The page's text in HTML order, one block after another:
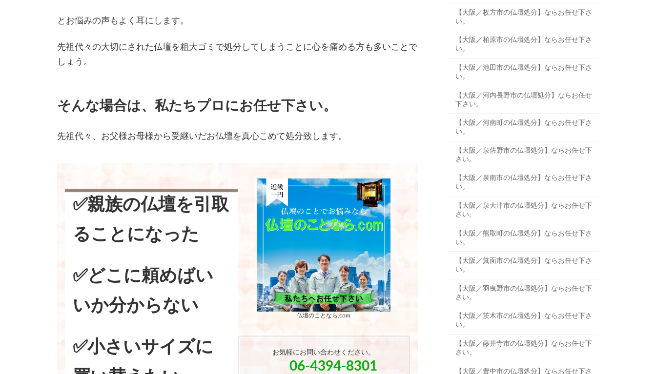
とお悩みの声もよく耳にします。
先祖代々の大切にされた仏壇を粗大ゴミで処分してしまうことに心を痛める方も多いことで
しょう。
そんな場合は、私たちプロにお任せ下さい。
先祖代々、お父様お母様から受継いだお仏壇を真心こめて処分致します。
✅親族の仏壇を引取
ることになった
✅どこに頼めばい
いか分からない
✅小さいサイズに
仏壇のことなら.com
お気軽にお問い合わせください。
06-4394-8301
【大阪／枚方市の仏壇処分】ならお任せ下さ
い。
【大阪／柏原市の仏壇処分】ならお任せ下さ
い。
【大阪／池田市の仏壇処分】ならお任せ下さ
い。
【大阪／河内長野市の仏壇処分】ならお任せ
下さい。
【大阪／河南町の仏壇処分】ならお任せ下さ
い。
【大阪／泉佐野市の仏壇処分】ならお任せ下
さい。
【大阪／泉南市の仏壇処分】ならお任せ下さ
い。
【大阪／泉大津市の仏壇処分】ならお任せ下
さい。
【大阪／熊取町の仏壇処分】ならお任せ下さ
い。
【大阪／箕面市の仏壇処分】ならお任せ下さ
い。
【大阪／羽曳野市の仏壇処分】ならお任せ下
さい。
【大阪／茨木市の仏壇処分】ならお任せ下さ
い。
【大阪／藤井寺市の仏壇処分】ならお任せ下
さい。
【大阪／豊中市の仏壇処分】ならお任せ下さ